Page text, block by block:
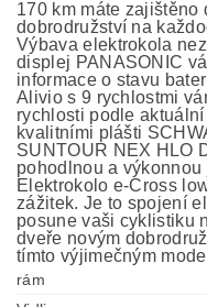
170 km máte zajištěno
dobrodružství na
Výbava elektrokola
displej PANASONIC
informace o stavu
Alivio s 9 rychlostmi
rychlosti podle
kvalitními plášti
SUNTOUR NEX HLO
pohodlnou a
Elektrokolo e-Cross
zážitek. Je to spojení
posune vaši cyklistiku
dveře novým
tímto výjimečným
rám